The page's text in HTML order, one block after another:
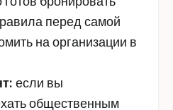
перед самой
на организации в
если вы
общественным